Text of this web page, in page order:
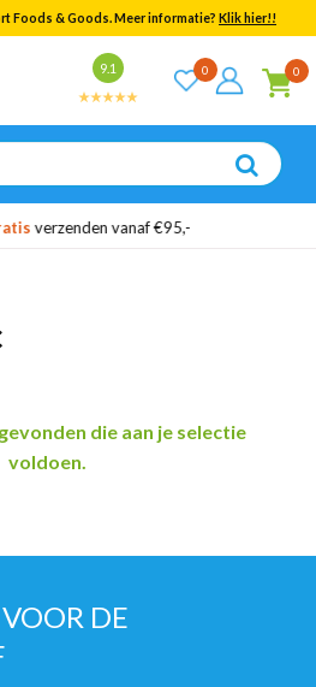
Foods & Goods. Meer informatie? Klik hier!!
9.1 0 0
alle resultaten
verzenden vanaf €95,-
die aan je selectie
voldoen.
DE